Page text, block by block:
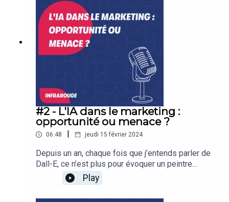
César Defoort | Natif.https://www.ism.fr/Hébergé
par Ausha. Visitez ausha.co/politique-de-
confidentialite pour plus d'informations.
#2 - L'IA dans le marketing :
opportunité ou menace ?
06:48 jeudi 15 février 2024
Depuis un an, chaque fois que j’entends parler de
Dall-E, ce n’est plus pour évoquer un peintre
moustachu, mais un logiciel d’IA générative.Mais
comment utiliser ChatGPT, MidJourney, ou Dall-E
dans mes plans marketing ?Dans l’épisode
Play